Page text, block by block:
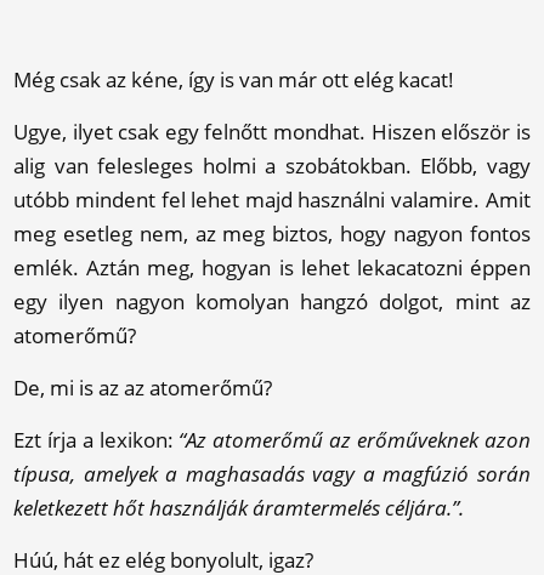
Még csak az kéne, így is van már ott elég kacat!
Ugye, ilyet csak egy felnőtt mondhat. Hiszen először is
alig van felesleges holmi a szobátokban. Előbb, vagy
utóbb mindent fel lehet majd használni valamire. Amit
meg esetleg nem, az meg biztos, hogy nagyon fontos
emlék. Aztán meg, hogyan is lehet lekacatozni éppen
egy ilyen nagyon komolyan hangzó dolgot, mint az
atomerőmű?
De, mi is az az atomerőmű?
Ezt írja a lexikon: “Az atomerőmű az erőműveknek azon
típusa, amelyek a maghasadás vagy a magfúzió során
keletkezett hőt használják áramtermelés céljára.”.
Húú, hát ez elég bonyolult, igaz?